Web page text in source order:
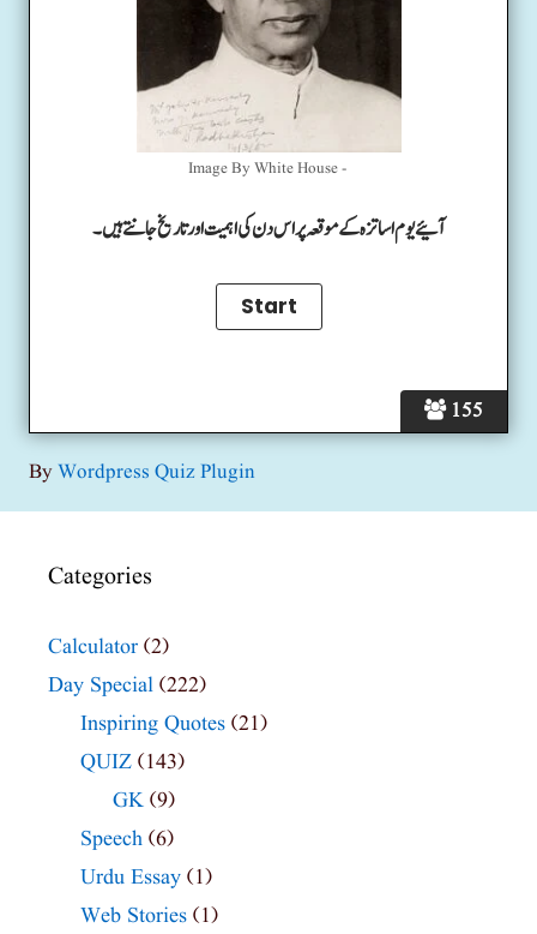
155
Image By White House -
آئیے یوم اساتزہ کے موقعہ پر اس دن کی اہمیت اور تاریخ جانتے ہیں۔
ByWordpress Quiz Plugin
Categories
Calculator (2)
Day Special (222)
Inspiring Quotes (21)
QUIZ (143)
GK (9)
Speech (6)
Urdu Essay (1)
Web Stories (1)